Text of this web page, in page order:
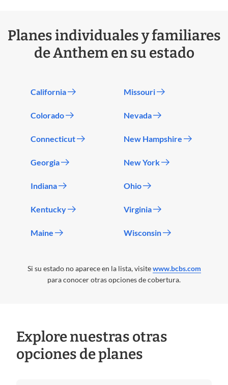
Planes individuales y familiares
de Anthem en su estado
California
Colorado
Connecticut
Georgia
Indiana
Kentucky
Maine
Missouri
Nevada
New Hampshire
New York
Ohio
Virginia
Wisconsin
Si su estado no aparece en la lista, visitewww.bcbs.com
para conocer otras opciones de cobertura.
Explore nuestras otras
opciones de planes